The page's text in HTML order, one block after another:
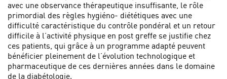
avec une observance thérapeutique insuffisante, le rôle
primordial des règles hygiéno- diététiques avec une
difficulté caractéristique du contrôle pondéral et un retour
difficile à l’activité physique en post greffe se justifie chez
ces patients, qui grâce à un programme adapté peuvent
bénéficier pleinement de l’évolution technologique et
pharmaceutique de ces dernières années dans le domaine
de la diabétologie.